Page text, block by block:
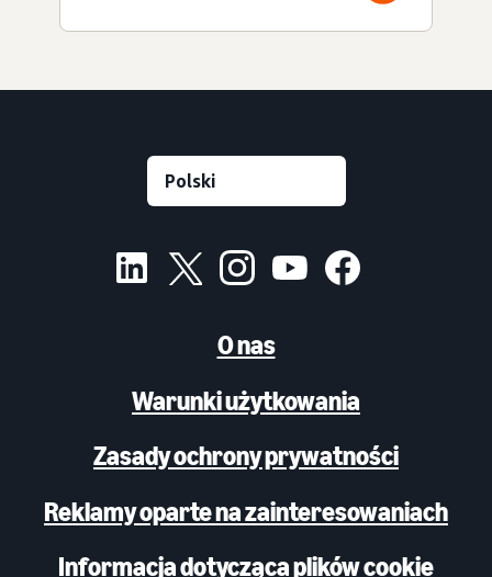
O nas
Warunki użytkowania
Zasady ochrony prywatności
Reklamy oparte na zainteresowaniach
Informacja dotycząca plików cookie